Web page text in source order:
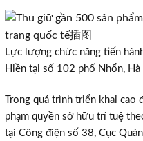
Lực lượng chức năng tiến
Hiền tại số 102 phố Nhổn,
Trong quá trình triển khai
phạm quyền sở hữu trí tuệ
tại Công điện số 38, Cục